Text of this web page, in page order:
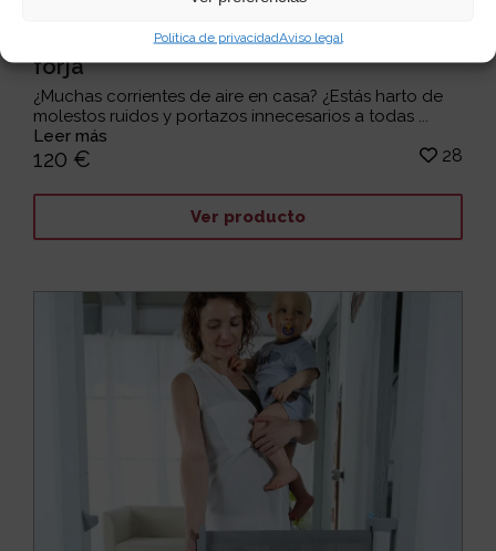
Política de privacidadAviso legal
Tope de puerta pesado con asa de
forja
¿Muchas corrientes de aire en casa? ¿Estás harto de
molestos ruidos y portazos innecesarios a todas ...
Leer más
120 € 28
Ver producto